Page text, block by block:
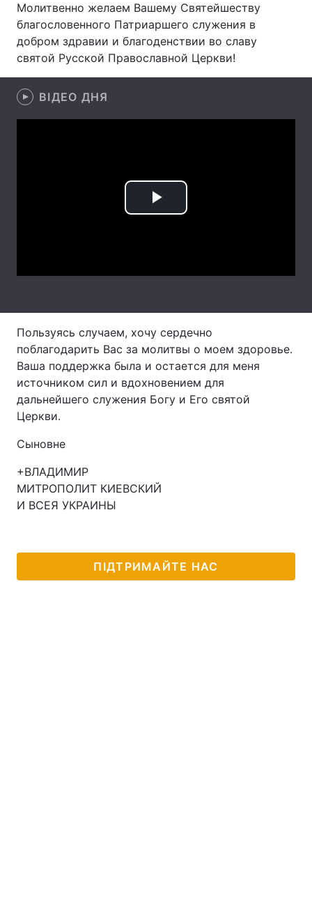
Війна
Політика
Зброя Інциденти
Здоров'я Туризм
Цікавинки Погода
Екологія
Відео з Youtube
Вакансії
Молитвенно желаем Вашему Святейшеству
благословенного Патриаршего служения в
добром здравии и благоденствии во славу
святой Русской Православной Церкви!
ВІДЕО ДНЯ
Play
Пользуясь случаем, хочу сердечно
поблагодарить Вас за молитвы о моем здоровье.
Ваша поддержка была и остается для меня
источником сил и вдохновением для
дальнейшего служения Богу и Его святой
Церкви.
Сыновне
+ВЛАДИМИР
МИТРОПОЛИТ КИЕВСКИЙ
И ВСЕЯ УКРАИНЫ
ПІДТРИМАЙТЕ НАС